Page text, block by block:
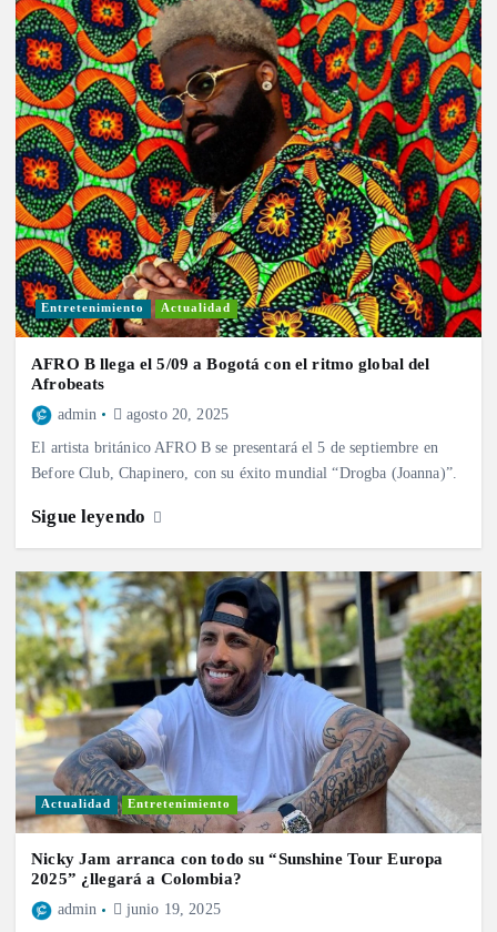
Entretenimiento Actualidad
AFRO B llega el 5/09 a Bogotá con el ritmo global del
Afrobeats
admin agosto 20, 2025
El artista británico AFRO B se presentará el 5 de septiembre en
Before Club, Chapinero, con su éxito mundial “Drogba (Joanna)”.
Sigue leyendo
Actualidad Entretenimiento
Nicky Jam arranca con todo su “Sunshine Tour Europa
2025” ¿llegará a Colombia?
admin junio 19, 2025